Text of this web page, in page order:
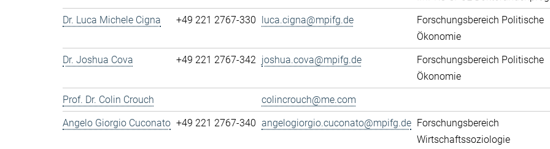
Dr. Luca Michele Cigna
+49 221 2767-330 luca.cigna@mpifg.de
Forschungsbereich Politische
Ökonomie
Dr. Joshua Cova
+49 221 2767-342 joshua.cova@mpifg.de
Forschungsbereich Politische
Ökonomie
Prof. Dr. Colin Crouch
colincrouch@me.com
Angelo Giorgio Cuconato +49 221 2767-340 angelogiorgio.cuconato@mpifg.de Forschungsbereich
Wirtschaftssoziologie